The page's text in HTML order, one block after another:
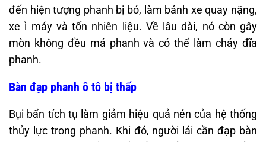
đến hiện tượng phanh bị bó, làm bánh xe quay nặng,
xe ì máy và tốn nhiên liệu. Về lâu dài, nó còn gây
mòn không đều má phanh và có thể làm cháy đĩa
phanh.
Bàn đạp phanh ô tô bị thấp
Bụi bẩn tích tụ làm giảm hiệu quả nén của hệ thống
thủy lực trong phanh. Khi đó, người lái cần đạp bàn